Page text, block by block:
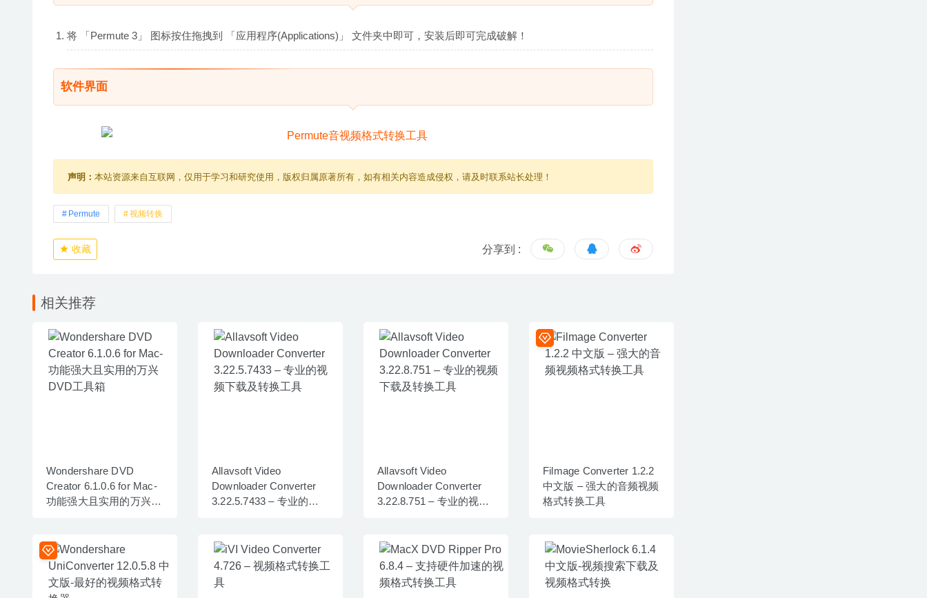
将 「Permute 3」 图标按住拖拽到 「应用程序(Applications)」 文件夹中即可，安装后即可完成破解！
软件界面
声明： 本站资源来自互联网，仅用于学习和研究使用，版权归属原著所有，如有相关内容造成侵权，请及时联系站长处理！
Permute 视频转换
收藏 分享到 :
相关推荐
Wondershare DVD
Creator 6.1.0.6 for Mac-
功能强大且实用的万兴
Allavsoft Video
Downloader Converter
3.22.5.7433 – 专业的视
Allavsoft Video
Downloader Converter
3.22.8.751 – 专业的视频
Filmage Converter 1.2.2
中文版 – 强大的音频视频
格式转换工具